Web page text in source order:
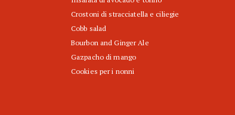
Crostoni di stracciatella e ciliegie
Cobb salad
Bourbon and Ginger Ale
Gazpacho di mango
Cookies per i nonni